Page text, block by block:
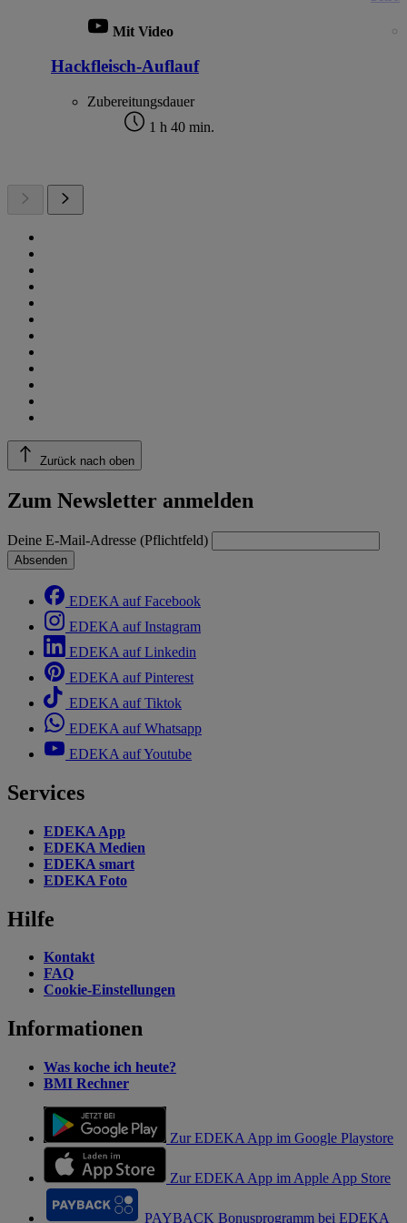
Mit Video
Hackfleisch-Auflauf
Zubereitungsdauer
1 h 40 min.
Zurück nach oben
Zum Newsletter anmelden
Deine E-Mail-Adresse (Pflichtfeld)
Absenden
EDEKA auf Facebook
EDEKA auf Instagram
EDEKA auf Linkedin
EDEKA auf Pinterest
EDEKA auf Tiktok
EDEKA auf Whatsapp
EDEKA auf Youtube
Services
EDEKA App
EDEKA Medien
EDEKA smart
EDEKA Foto
Hilfe
Kontakt
FAQ
Cookie-Einstellungen
Informationen
Was koche ich heute?
BMI Rechner
Zur EDEKA App im Google Playstore
Zur EDEKA App im Apple App Store
PAYBACK Bonusprogramm bei EDEKA